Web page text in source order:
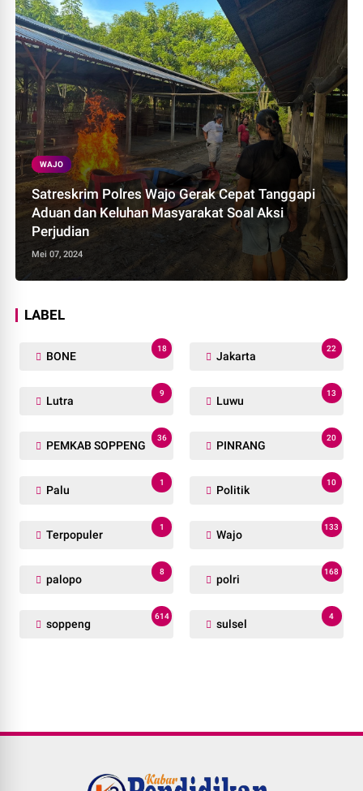
WAJO
Satreskrim Polres Wajo Gerak Cepat Tanggapi
Aduan dan Keluhan Masyarakat Soal Aksi
Perjudian
Mei 07, 2024
LABEL
BONE
18
Jakarta
22
Lutra
9
Luwu
13
PEMKAB SOPPENG
36
PINRANG
20
Palu
1
Politik
10
Terpopuler
1
Wajo
133
palopo
8
polri
168
soppeng
614
sulsel
4